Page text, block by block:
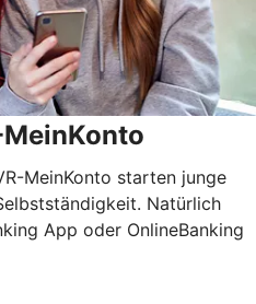
MeinKonto starten junge
Natürlich
App oder OnlineBanking